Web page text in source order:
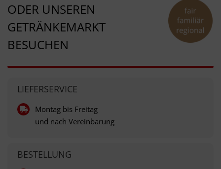
ODER UNSEREN
GETRÄNKEMARKT
BESUCHEN
LIEFERSERVICE
Montag bis Freitag
und nach Vereinbarung
BESTELLUNG